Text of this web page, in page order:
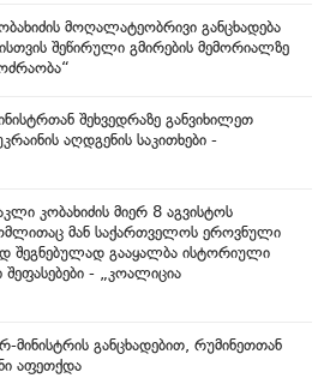
მოღალატეობრივი განცხადება
შეწირული გმირების მემორიალზე
შეხვედრაზე განვიხილეთ
აღდგენის საკითხები -
კობახიძის მიერ 8 აგვისტოს
მან საქართველოს ეროვნული
შეგნებულად გააყალბა ისტორიული
- „კოალიცია
მინისტრის განცხადებით, რუმინეთთან
აფეთქდა